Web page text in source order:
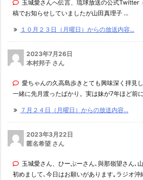
玉城愛さんへ伝言、琉球放送の公式
稿でお知らせしていましたが山田真理子 ...
１０月２３日（月曜日）からの放送内容...
2023年7月26日
本村邦子 さん
愛ちゃんの久高島歩きとても興味深く拝見
一緒に先月渡ったばかり。実は妹が7年ほど前
７月２４日（月曜日）からの放送内容...
2023年3月22日
匿名希望 さん
玉城愛さん、ひーぷーさん､與那嶺望さん､
初めまして､今日はお願いがあります｡ラジオ沖